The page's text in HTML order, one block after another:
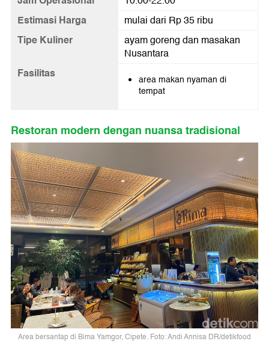
Estimasi Harga mulai dari Rp 35 ribu
Tipe Kuliner
ayam goreng dan masakan
Nusantara
Fasilitas
area makan nyaman di
tempat
Restoran modern dengan nuansa tradisional
Area bersantap di Bima Yamgor, Cipete. Foto: Andi Annisa DR/detikfood